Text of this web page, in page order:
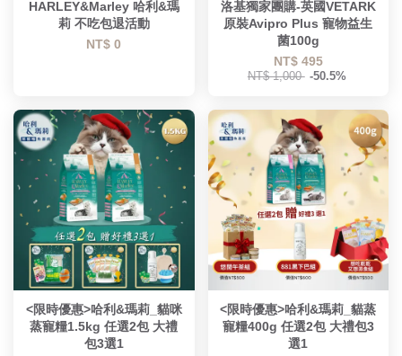
HARLEY&Marley 哈利&瑪
莉 不吃包退活動
NT$ 0
洛基獨家團購-英國VETARK
原裝Avipro Plus 寵物益生
菌100g
NT$ 495
NT$ 1,000 -50.5%
<限時優惠>哈利&瑪莉_貓咪
蒸寵糧1.5kg 任選2包 大禮
包3選1
<限時優惠>哈利&瑪莉_貓蒸
寵糧400g 任選2包 大禮包3
選1